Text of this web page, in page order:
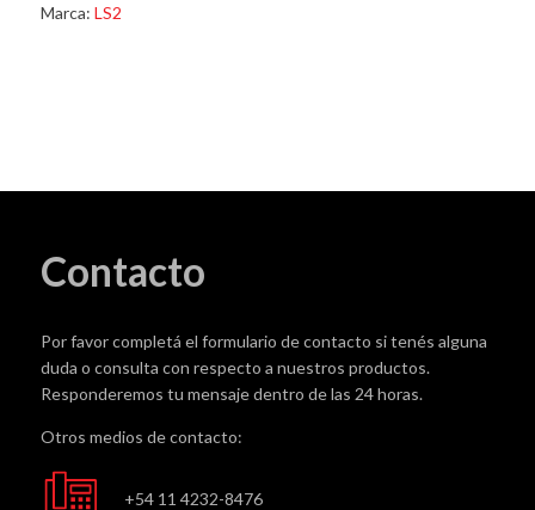
-Marca: LS2
Contacto
Por favor completá el formulario de contacto si tenés alguna
duda o consulta con respecto a nuestros productos.
Responderemos tu mensaje dentro de las 24 horas.
Otros medios de contacto:
+54 11 4232-8476